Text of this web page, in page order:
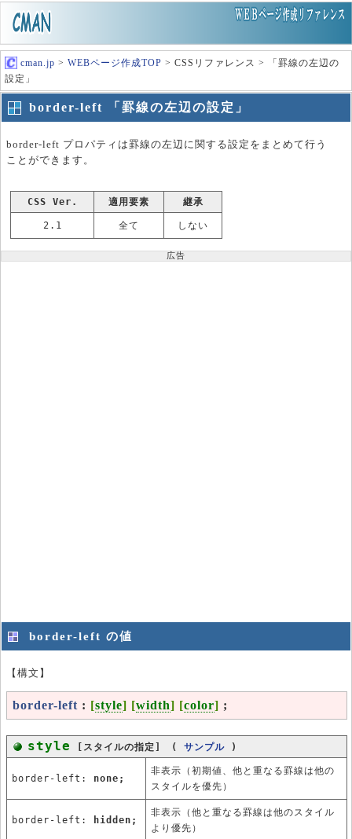
cman.jp > WEBページ作成TOP > CSSリファレンス > 「罫線の左辺の
設定」
border-left 「罫線の左辺の設定」
border-left プロパティは罫線の左辺に関する設定をまとめて行う
ことができます。
CSS Ver. 適用要素 継承
2.1 全て しない
広告
border-left の値
【構文】
border-left : [style] [width] [color] ;
style [スタイルの指定] ( サンプル )
border-left: none;
非表示（初期値、他と重なる罫線は他の
スタイルを優先）
border-left: hidden;
非表示（他と重なる罫線は他のスタイル
より優先）